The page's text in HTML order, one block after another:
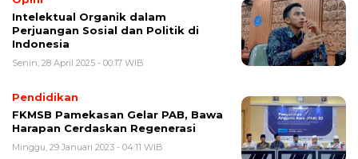
Intelektual Organik dalam
Perjuangan Sosial dan Politik di
Indonesia
Senin, 28 April 2025 - 00:17 WIB
Pendidikan
FKMSB Pamekasan Gelar PAB, Bawa
Harapan Cerdaskan Regenerasi
Minggu, 29 Januari 2023 - 04:11 WIB